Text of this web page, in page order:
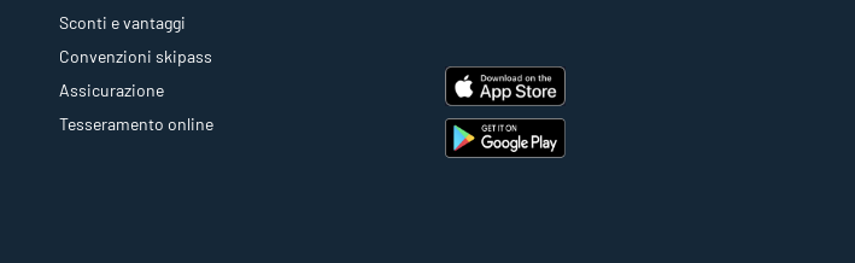
Sconti e vantaggi
Convenzioni skipass
Assicurazione
Tesseramento online